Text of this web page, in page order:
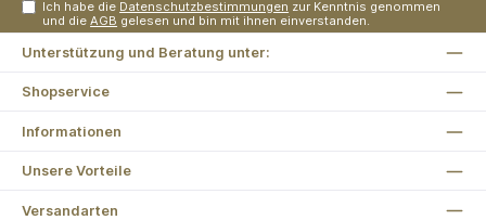
Ich habe die Datenschutzbestimmungen zur Kenntnis genommen
und dieAGB gelesen und bin mit ihnen einverstanden.
Unterstützung und Beratung unter:
Shopservice
Informationen
Unsere Vorteile
Versandarten